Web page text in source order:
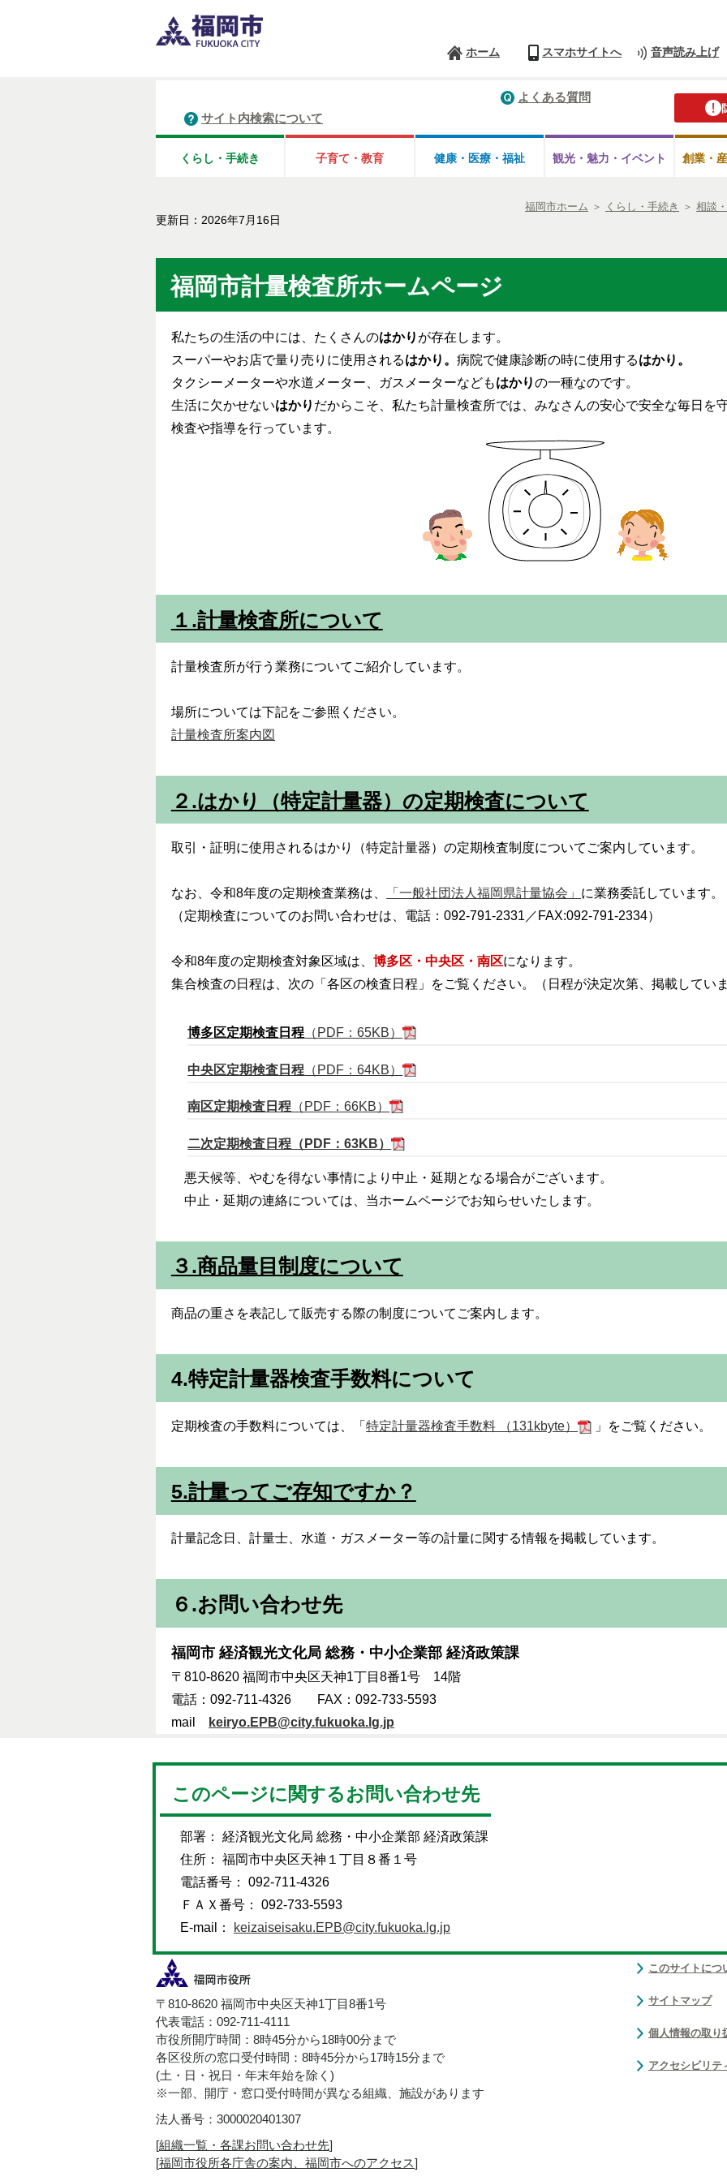
ホーム スマホサイトへ 音声読み上げ
よくある質問
サイト内検索について
くらし・手続き 子育て・教育 健康・医療・ 福祉 観光・魅力・ イベント 創業・
福岡市ホーム ＞ くらし・手続き ＞ 相談
更新日：2026年7月16日
福岡市計量検査所ホームページ
私たちの生活の中には、たくさんのはかり が存在します。
スーパーやお店で量り売りに使用されるはかり。病院で健康診断の時に使用するはかり。
タクシーメーターや水道メーター、ガスメーターなどもはかりの一種なのです。
生活に欠かせないはかり だからこそ、私たち計量検査所では、みなさんの安心で安全な毎日を
検査や指導を行っています。
１.計量検査所について
計量検査所が行う業務についてご紹介しています。
場所については下記をご参照ください。
計量検査所案内図
２.はかり（特定計量器）の定期検査について
取引・証明に使用されるはかり（特定計量器）の定期検査制度についてご案内しています。
なお、令和8年度の定期検査業務は、 「一般社団法人福岡県計量協会」 に業務委託しています。
（定期検査についてのお問い合わせは、電話：092-791-2331／FAX:092-791-2334）
令和8年度の定期検査対象区域は、博多区・中央区・南区になります。
集合検査の日程は、次の「各区の検査日程」をご覧ください。（日程が決定次第、掲載してい
博多区定期検査日程 （PDF：65KB）
中央区定期検査日程 （PDF：64KB）
南区定期検査日程 （PDF：66KB）
二次定期検査日程（PDF：63KB）
悪天候等、やむを得ない事情により中止・延期となる場合がございます。
中止・延期の連絡については、当ホームページでお知らせいたします。
３.商品量目制度について
商品の重さを表記して販売する際の制度についてご案内します。
4.特定計量器検査手数料について
定期検査の手数料については、「特定計量器検査手数料 （131kbyte） 」をご覧ください。
5.計量ってご存知ですか？
計量記念日、計量士、水道・ガスメーター等の計量に関する情報を掲載しています。
６.お問い合わせ先
福岡市 経済観光文化局 総務・中小企業部 経済政策課
〒810-8620 福岡市中央区天神1丁目8番1号 14階
電話：092-711-4326 FAX：092-733-5593
mail
keiryo.EPB@city.fukuoka.lg.jp
このページに関するお問い合わせ先
部署： 経済観光文化局 総務・中小企業部 経済政策課
住所： 福岡市中央区天神１丁目８番１号
電話番号： 092-711-4326
ＦＡＸ番号： 092-733-5593
E-mail：
keizaiseisaku.EPB@city.fukuoka.lg.jp
〒810-8620 福岡市中央区天神1丁目8番1号
代表電話：092-711-4111
市役所開庁時間：8時45分から18時00分まで
各区役所の窓口受付時間：8時45分から17時15分まで
(土・日・祝日・年末年始を除く)
※一部、開庁・窓口受付時間が異なる組織、施設があります
法人番号：3000020401307
[組織一覧・各課お問い合わせ先]
[福岡市役所各庁舎の案内、福岡市へのアクセス]
このサイトにつ
サイトマップ
個人情報の取り
アクセシビリテ